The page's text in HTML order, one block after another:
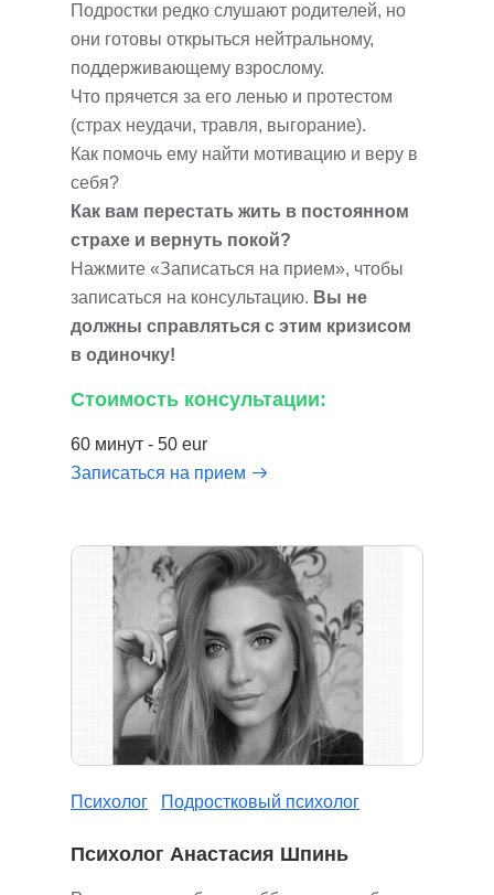
Подростки редко слушают родителей, но
они готовы открыться нейтральному,
поддерживающему взрослому.
Что прячется за его ленью и протестом
(страх неудачи, травля, выгорание).
Как помочь ему найти мотивацию и веру в
себя?
Как вам перестать жить в постоянном
страхе и вернуть покой?
Нажмите «Записаться на прием», чтобы
записаться на консультацию. Вы не
должны справляться с этим кризисом
в одиночку!
Стоимость консультации:
60 минут - 50 eur
Записаться на прием
Психолог Подростковый психолог
Психолог Анастасия Шпинь